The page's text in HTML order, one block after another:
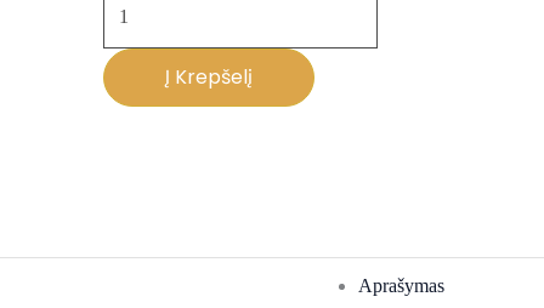
Į Krepšelį
Aprašymas